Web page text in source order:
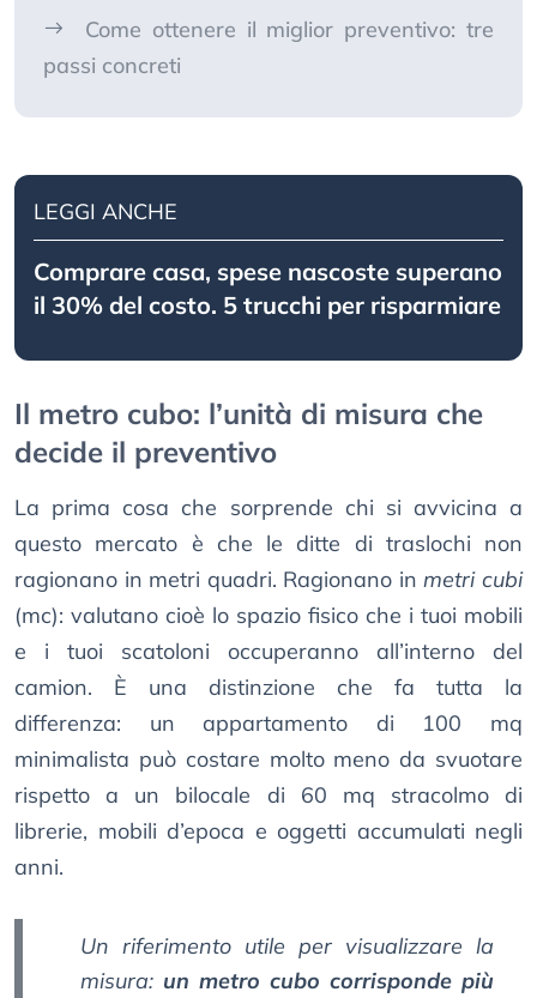
Come ottenere il miglior preventivo: tre
passi concreti
LEGGI ANCHE
Comprare casa, spese nascoste superano
il 30% del costo. 5 trucchi per risparmiare
Il metro cubo: l’unità di misura che
decide il preventivo
La prima cosa che sorprende chi si avvicina a
questo mercato è che le ditte di traslochi non
ragionano in metri quadri. Ragionano inmetri cubi
(mc): valutano cioè lo spazio fisico che i tuoi mobili
e i tuoi scatoloni occuperanno all’interno del
camion. È una distinzione che fa tutta la
differenza: un appartamento di 100 mq
minimalista può costare molto meno da svuotare
rispetto a un bilocale di 60 mq stracolmo di
librerie, mobili d’epoca e oggetti accumulati negli
anni.
Un riferimento utile per visualizzare la
misura: un metro cubo corrisponde più